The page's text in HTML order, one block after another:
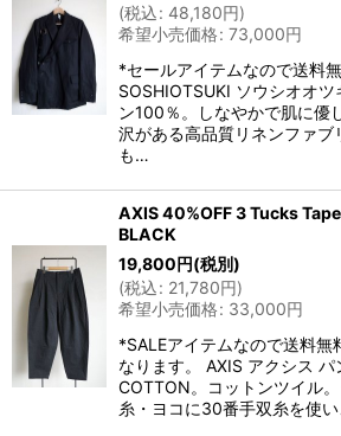
(税込: 48,180円)
希望小売価格: 73,000円
*セールアイテムなので送料
SOSHIOTSUKI ソウシオオ
ン100％。しなやかで肌に優
沢がある高品質リネンファブ
も…
AXIS 40%OFF 3 Tucks
BLACK
19,800円(税別)
(税込: 21,780円)
希望小売価格: 33,000円
*SALEアイテムなので送料無
なります。 AXIS アクシス パ
COTTON。コットンツイル
糸・ヨコに30番手双糸を使